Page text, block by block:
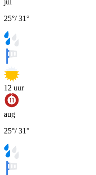
jul
25°/31°
12 uur
aug
25°/31°